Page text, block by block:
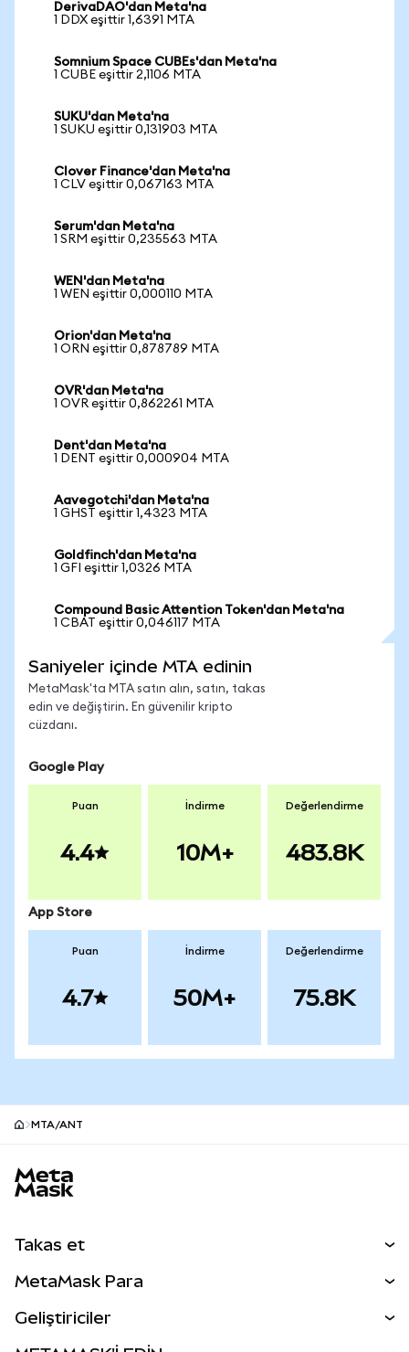
DerivaDAO'dan Meta'na
1 DDX eşittir 1,6391 MTA
Somnium Space CUBEs'dan Meta'na
1 CUBE eşittir 2,1106 MTA
SUKU'dan Meta'na
1 SUKU eşittir 0,131903 MTA
Clover Finance'dan Meta'na
1 CLV eşittir 0,067163 MTA
Serum'dan Meta'na
1 SRM eşittir 0,235563 MTA
WEN'dan Meta'na
1 WEN eşittir 0,000110 MTA
Orion'dan Meta'na
1 ORN eşittir 0,878789 MTA
OVR'dan Meta'na
1 OVR eşittir 0,862261 MTA
Dent'dan Meta'na
1 DENT eşittir 0,000904 MTA
Aavegotchi'dan Meta'na
1 GHST eşittir 1,4323 MTA
Goldfinch'dan Meta'na
1 GFI eşittir 1,0326 MTA
Compound Basic Attention Token'dan Meta'na
1 CBAT eşittir 0,046117 MTA
Saniyeler içinde MTA edinin
MetaMask'ta MTA satın alın, satın, takas
edin ve değiştirin. En güvenilir kripto
cüzdanı.
Google Play
Puan
4.4
İndirme
10M+
Değerlendirme
483.8K
App Store
Puan
4.7
İndirme
50M+
Değerlendirme
75.8K
MTA/ANT
Takas et
Perps
MetaMask Para
Geliştiriciler